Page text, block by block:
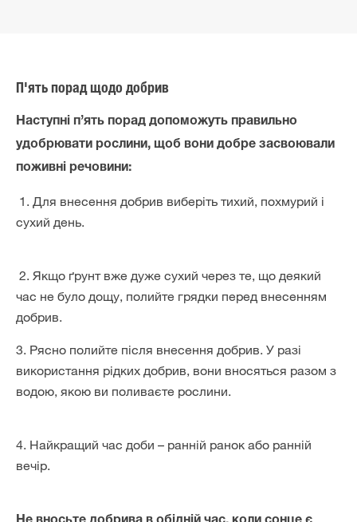
П'ять порад щодо добрив
Наступні п’ять порад допоможуть правильно
удобрювати рослини, щоб вони добре засвоювали
поживні речовини:
1. Для внесення добрив виберіть тихий, похмурий і
сухий день.
2. Якщо ґрунт вже дуже сухий через те, що деякий
час не було дощу, полийте грядки перед внесенням
добрив.
3. Рясно полийте після внесення добрив. У разі
використання рідких добрив, вони вносяться разом з
водою, якою ви поливаєте рослини.
4. Найкращий час доби – ранній ранок або ранній
вечір.